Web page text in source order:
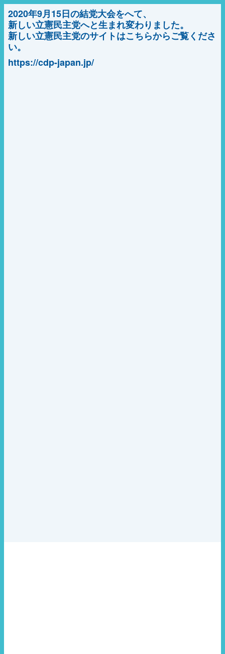
2020年9月15日の結党大会をへて、
新しい立憲民主党へと生まれ変わりました。
新しい立憲民主党のサイトはこちらからご覧くださ
い。
https://cdp-japan.jp/